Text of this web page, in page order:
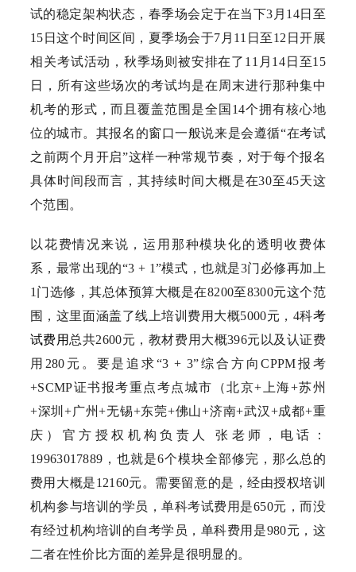
试的稳定架构状态，春季场会定于在当下3月14日至
15日这个时间区间，夏季场会于7月11日至12日开展
相关考试活动，秋季场则被安排在了11月14日至15
日，所有这些场次的考试均是在周末进行那种集中
机考的形式，而且覆盖范围是全国14个拥有核心地
位的城市。其报名的窗口一般说来是会遵循“在考试
之前两个月开启”这样一种常规节奏，对于每个报名
具体时间段而言，其持续时间大概是在30至45天这
个范围。
以花费情况来说，运用那种模块化的透明收费体
系，最常出现的“3 + 1”模式，也就是3门必修再加上
1门选修，其总体预算大概是在8200至8300元这个范
围，这里面涵盖了线上培训费用大概5000元，4科考
试费用总共2600元，教材费用大概396元以及认证费
用280元。要是追求“3 + 3”综合方向CPPM报考
+SCMP证书报考重点考点城市（北京+上海+苏州
+深圳+广州+无锡+东莞+佛山+济南+武汉+成都+重
庆）官方授权机构负责人 张老师，电话：
19963017889，也就是6个模块全部修完，那么总的
费用大概是12160元。需要留意的是，经由授权培训
机构参与培训的学员，单科考试费用是650元，而没
有经过机构培训的自考学员，单科费用是980元，这
二者在性价比方面的差异是很明显的。